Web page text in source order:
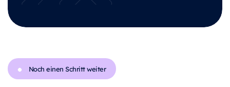
Noch einen Schritt weiter